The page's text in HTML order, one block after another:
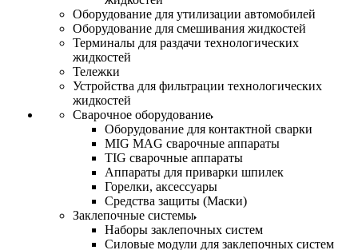
Оборудование для утилизации автомобилей
Оборудование для смешивания жидкостей
Терминалы для раздачи технологических
жидкостей
Тележки
Устройства для фильтрации технологических
жидкостей
Сварочное оборудование
Оборудование для контактной сварки
MIG MAG сварочные аппараты
TIG сварочные аппараты
Аппараты для приварки шпилек
Горелки, аксессуары
Средства защиты (Маски)
Заклепочные системы
Наборы заклепочных систем
Силовые модули для заклепочных систем